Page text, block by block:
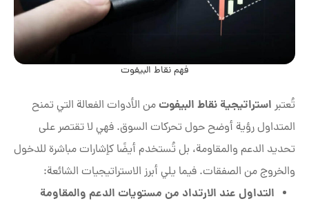
فهم نقاط البيفوت
تُعتبر استراتيجية نقاط البيفوت من الأدوات الفعالة التي تمنح
المتداول رؤية أوضح حول تحركات السوق. فهي لا تقتصر على
تحديد الدعم والمقاومة، بل تُستخدم أيضًا كإشارات مباشرة للدخول
والخروج من الصفقات. فيما يلي أبرز الاستراتيجيات الشائعة:
التداول عند الارتداد من مستويات الدعم والمقاومة